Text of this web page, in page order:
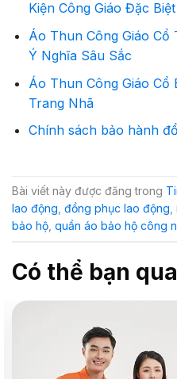
Kiện Công Giáo Đặc Biệt
Áo Thun Công Giáo Cổ
Ý Nghĩa Sâu Sắc
Áo Thun Công Giáo Cổ
Trang Nhã
Chính sách bảo hành
Bài viết này được đăng trong
lao động đồng phục lao động
bảo hộ quần áo bảo hộ công
Có thể bạn